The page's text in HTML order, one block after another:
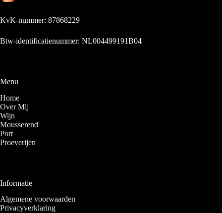
KvK-nummer: 87868229
Btw-identificatienummer: NL004499191B04
Menu
Home
Over Mij
Wijn
Mousserend
Port
Proeverijen
Informatie
Algemene voorwaarden
Privacyverklaring